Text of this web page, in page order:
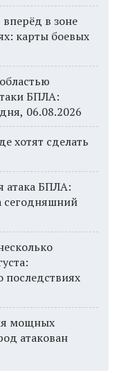
в зоне
карты боевых
БПЛА:
06.08.2026
хотят сделать
атака БПЛА:
сегодняшний
мощных
атакован